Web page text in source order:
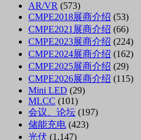
AR/VR (573)
CMPE2018展商介绍 (53)
CMPE2021展商介绍 (66)
CMPE2023展商介绍 (224)
CMPE2024展商介绍 (162)
CMPE2025展商介绍 (29)
CMPE2026展商介绍 (115)
Mini LED (29)
MLCC (101)
会议、论坛 (197)
储能充电 (423)
光伏 (1,147)